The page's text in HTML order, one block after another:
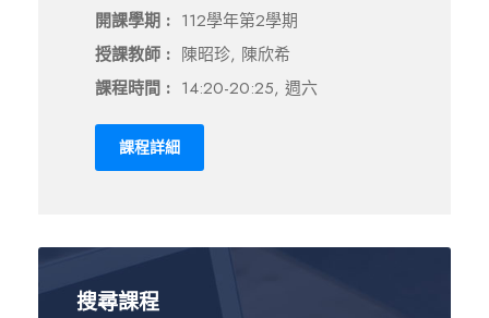
開課學期 : 112學年第2學期
授課教師 : 陳昭珍, 陳欣希
課程時間 : 14:20-20:25, 週六
課程詳細
搜尋課程